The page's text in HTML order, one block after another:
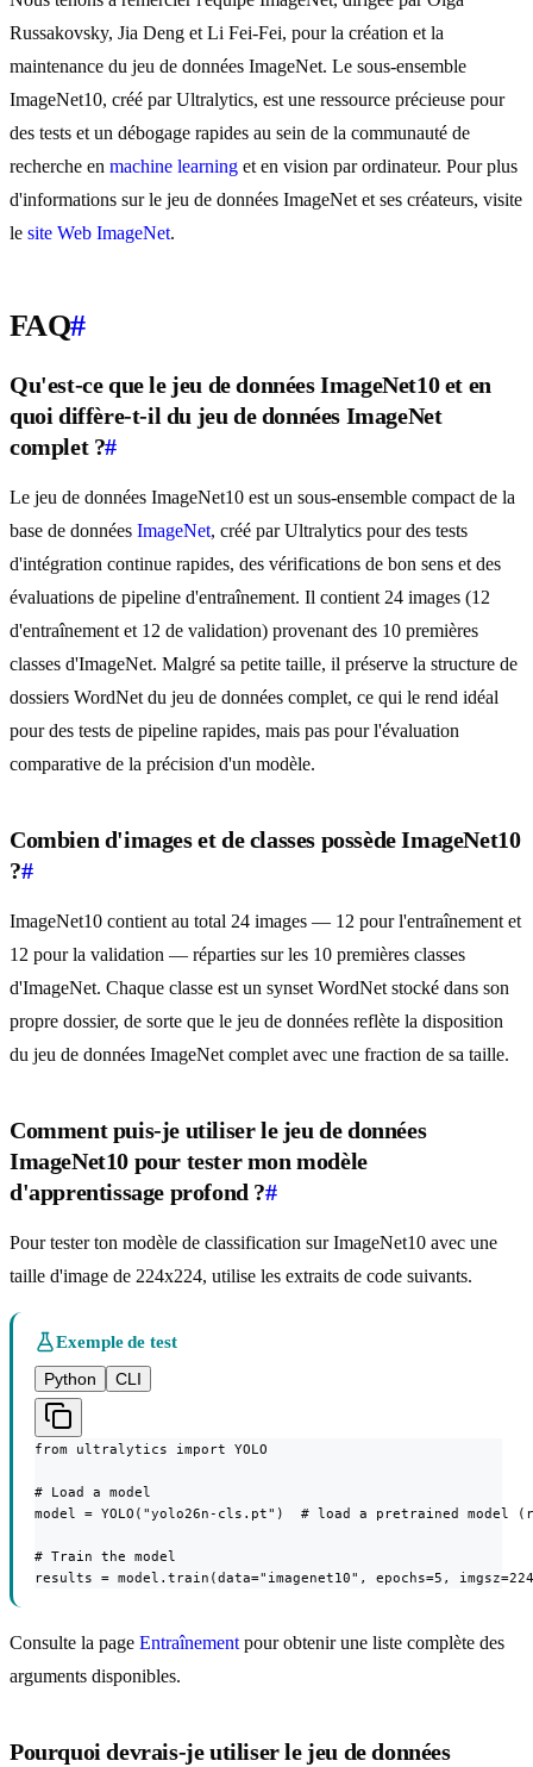
Russakovsky, Jia Deng et Li Fei-Fei, pour la création et la
maintenance du jeu de données ImageNet. Le sous-ensemble
ImageNet10, créé par Ultralytics, est une ressource précieuse pour
des tests et un débogage rapides au sein de la communauté de
recherche en machine learning et en vision par ordinateur. Pour plus
d'informations sur le jeu de données ImageNet et ses créateurs, visite
le site Web ImageNet.
FAQ#
Qu'est-ce que le jeu de données ImageNet10 et en
quoi diffère-t-il du jeu de données ImageNet
complet ?#
Le jeu de données ImageNet10 est un sous-ensemble compact de la
base de données ImageNet, créé par Ultralytics pour des tests
d'intégration continue rapides, des vérifications de bon sens et des
évaluations de pipeline d'entraînement. Il contient 24 images (12
d'entraînement et 12 de validation) provenant des 10 premières
classes d'ImageNet. Malgré sa petite taille, il préserve la structure de
dossiers WordNet du jeu de données complet, ce qui le rend idéal
pour des tests de pipeline rapides, mais pas pour l'évaluation
comparative de la précision d'un modèle.
Combien d'images et de classes possède ImageNet10
?#
ImageNet10 contient au total 24 images — 12 pour l'entraînement et
12 pour la validation — réparties sur les 10 premières classes
d'ImageNet. Chaque classe est un synset WordNet stocké dans son
propre dossier, de sorte que le jeu de données reflète la disposition
du jeu de données ImageNet complet avec une fraction de sa taille.
Comment puis-je utiliser le jeu de données
ImageNet10 pour tester mon modèle
d'apprentissage profond ?#
Pour tester ton modèle de classification sur ImageNet10 avec une
taille d'image de 224x224, utilise les extraits de code suivants.
Exemple de test
Python
CLI
from ultralytics import YOLO
# Load a model
model = YOLO("yolo26n-cls.pt")  # load a pretrained model
# Train the model
results = model.train(data="imagenet10", epochs=5,
Consulte la page Entraînement pour obtenir une liste complète des
arguments disponibles.
Pourquoi devrais-je utiliser le jeu de données